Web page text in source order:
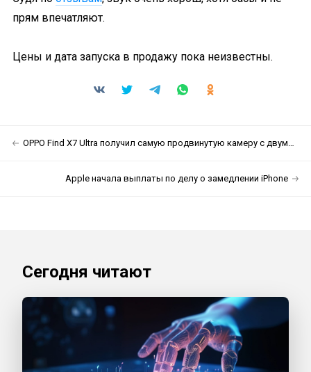
прям впечатляют.
Цены и дата запуска в продажу пока неизвестны.
OPPO Find X7 Ultra получил самую продвинутую камеру с двумя перископами
Apple начала выплаты по делу о замедлении iPhone
Сегодня читают